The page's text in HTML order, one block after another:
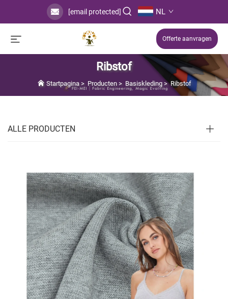
[email protected] NL
Offerte aanvragen
Ribstof
Startpagina> Producten> Basiskleding>Ribstof
ALLE PRODUCTEN